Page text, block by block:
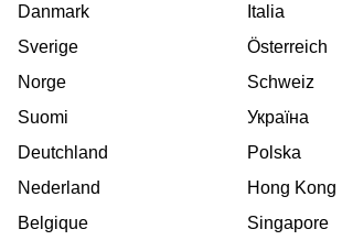
Danmark
Sverige
Norge
Suomi
Deutchland
Nederland
Belgique
Italia
Österreich
Schweiz
Україна
Polska
Hong Kong
Singapore